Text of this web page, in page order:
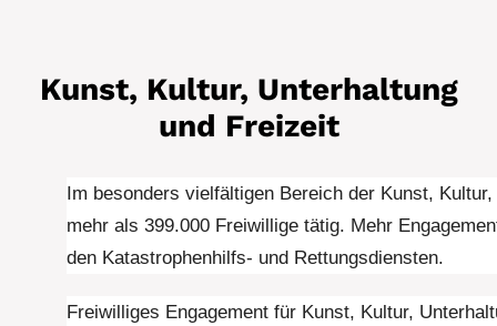
Kunst, Kultur, Unterhaltung
und Freizeit
Im besonders vielfältigen Bereich der Kunst,
mehr als 399.000 Freiwillige tätig. Mehr
den Katastrophenhilfs- und Rettungsdiensten.
Freiwilliges Engagement für Kunst, Kultur,